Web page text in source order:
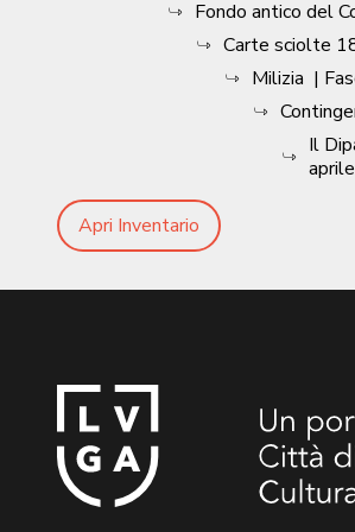
Fondo antico del
Carte sciolte
Milizia |
Il
Apri Inventario